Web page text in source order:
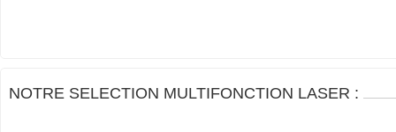
NOTRE SELECTION MULTIFONCTION LASER :